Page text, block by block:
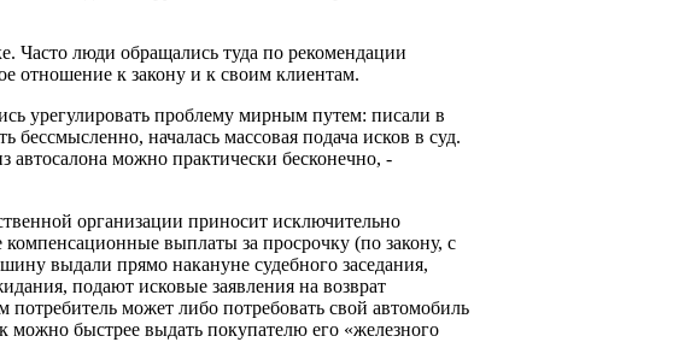
Часто люди обращались туда по рекомендации
отношение к закону и к своим клиентам.
урегулировать проблему мирным путем: писали в
началась массовая подача исков в суд.
можно практически бесконечно, -
организации приносит исключительно
выплаты за просрочку (по закону, с
выдали прямо накануне судебного заседания,
подают исковые заявления на возврат
может либо потребовать свой автомобиль
можно быстрее выдать покупателю его «железного